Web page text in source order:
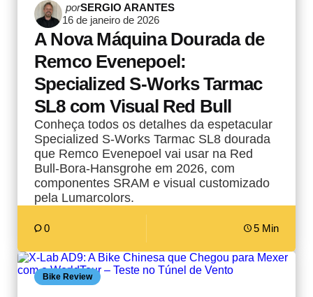
Postado
por
porSERGIO ARANTES
16 de janeiro de 2026
A Nova Máquina Dourada de
Remco Evenepoel:
Specialized S-Works Tarmac
SL8 com Visual Red Bull
Conheça todos os detalhes da espetacular
Specialized S-Works Tarmac SL8 dourada
que Remco Evenepoel vai usar na Red
Bull-Bora-Hansgrohe em 2026, com
componentes SRAM e visual customizado
pela Lumarcolors.
0 5 Min
Bike Review